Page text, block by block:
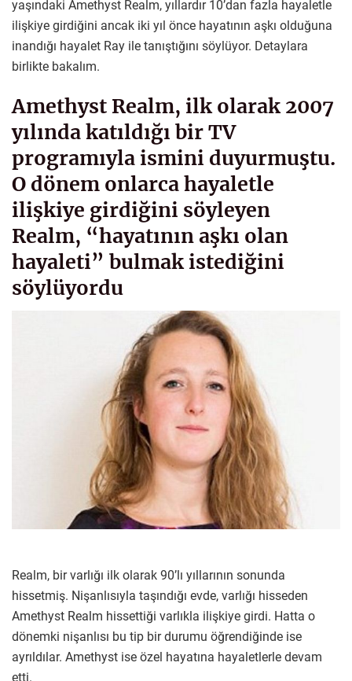
yaşındaki Amethyst Realm, yıllardır 10’dan fazla hayaletle
ilişkiye girdiğini ancak iki yıl önce hayatının aşkı olduğuna
inandığı hayalet Ray ile tanıştığını söylüyor. Detaylara
birlikte bakalım.
Amethyst Realm, ilk olarak 2007
yılında katıldığı bir TV
programıyla ismini duyurmuştu.
O dönem onlarca hayaletle
ilişkiye girdiğini söyleyen
Realm, “hayatının aşkı olan
hayaleti” bulmak istediğini
söylüyordu
Realm, bir varlığı ilk olarak 90’lı yıllarının sonunda
hissetmiş. Nişanlısıyla taşındığı evde, varlığı hisseden
Amethyst Realm hissettiği varlıkla ilişkiye girdi. Hatta o
dönemki nişanlısı bu tip bir durumu öğrendiğinde ise
ayrıldılar. Amethyst ise özel hayatına hayaletlerle devam
etti.